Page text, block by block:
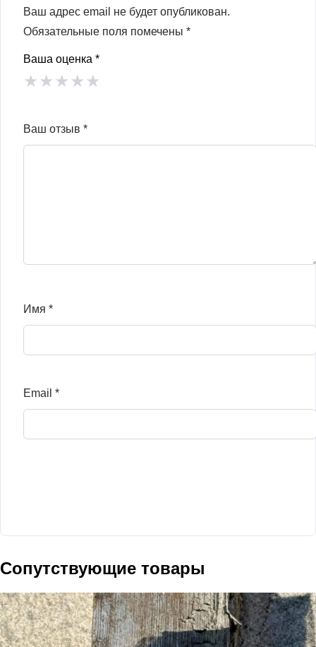
Ваш адрес email не будет опубликован.
Обязательные поля помечены *
Ваша оценка *
★★★★★
Ваш отзыв *
Имя *
Email *
Сопутствующие товары